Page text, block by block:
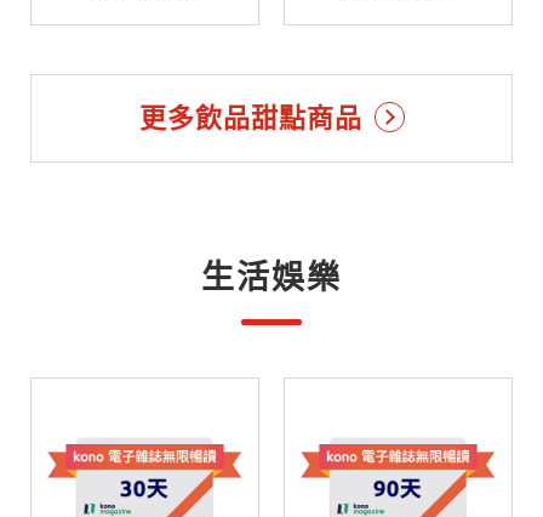
更多飲品甜點商品
生活娛樂